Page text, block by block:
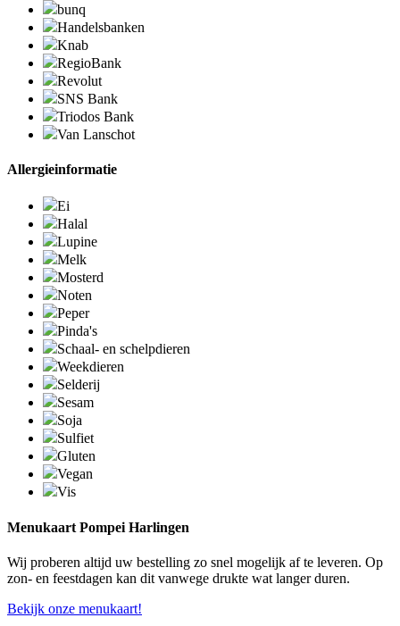
bunq
Handelsbanken
Knab
RegioBank
Revolut
SNS Bank
Triodos Bank
Van Lanschot
Allergieinformatie
Ei
Halal
Lupine
Melk
Mosterd
Noten
Peper
Pinda's
Schaal- en schelpdieren
Weekdieren
Selderij
Sesam
Soja
Sulfiet
Gluten
Vegan
Vis
Menukaart Pompei Harlingen
Wij proberen altijd uw bestelling zo snel mogelijk af te leveren. Op
zon- en feestdagen kan dit vanwege drukte wat langer duren.
Bekijk onze menukaart!